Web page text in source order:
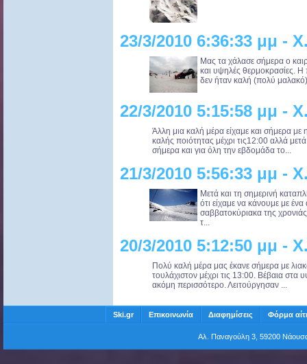
23/3/2010 6:36:33 μμ -
Μας τα χάλασε σήμερα ο
και υψηλές θερμοκρασίες.
δεν ήταν καλή (πολύ μαλακό)
22/3/2010 5:15:58 μμ -
Άλλη μια καλή μέρα είχαμε και σήμερα με
καλής ποιότητας μέχρι τις12:00 αλλά
σήμερα και για όλη την εβδομάδα το...
21/3/2010 5:56:33 μμ -
Μετά και τη σημερινή
ότι είχαμε να κάνουμε με
σαββατοκύριακα της
τ...
20/3/2010 5:12:50 μμ -
Πολύ καλή μέρα μας έκανε σήμερα με
τουλάχιστον μέχρι τις 13:00. Βέβαια στα
ακόμη περισσότερο. Λειτούργησαν ...
Ski.gr Επικοινωνία Διαφημίσεις Φόρμα
Αλ. Παναγούλη 3, 59200